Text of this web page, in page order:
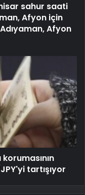
sahur saati
Afyon için
Afyon
tartışıyor